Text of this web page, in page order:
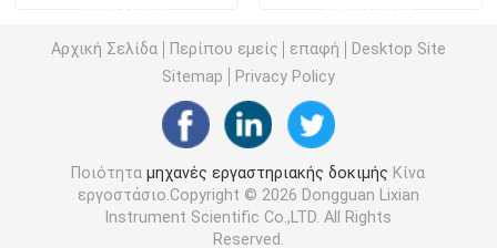
Εξοπλισμός δοκιμών αυτοκινήτων
Πλαστικός εξοπλισμός εργαστηρίου δοκιμών
συσκευάζοντας όργανα δοκιμής
Αρχική Σελίδα Περίπου εμείς επαφή
Desktop Site
Sitemap
Privacy Policy
Ποιότηταμηχανές εργαστηριακής δοκιμής Κίνα
εργοστάσιο.Copyright © 2026 Dongguan Lixian
Instrument Scientific Co.,LTD. All Rights
Reserved.